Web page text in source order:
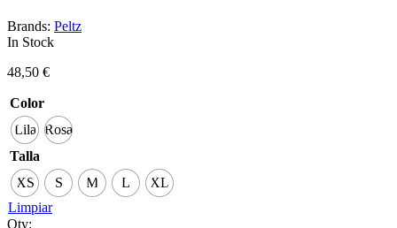
Brands: Peltz
In Stock
48,50 €
Color
Lila Rosa
Talla
XS
S M L
XL
Limpiar
Qty: